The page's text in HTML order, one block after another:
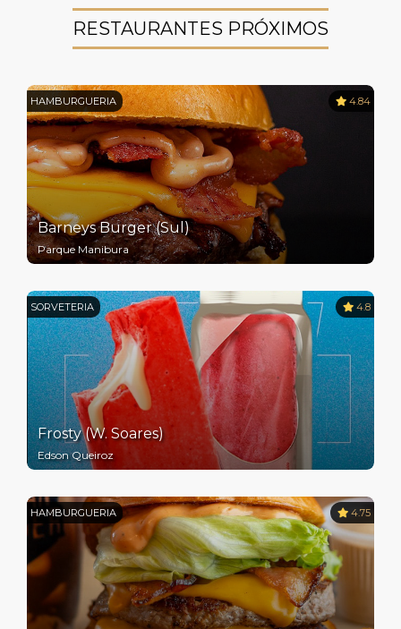
RESTAURANTES PRÓXIMOS
HAMBURGUERIA 4.84
Barneys Burger (Sul)
Parque Manibura
SORVETERIA 4.8
Frosty (W. Soares)
Edson Queiroz
HAMBURGUERIA 4.75